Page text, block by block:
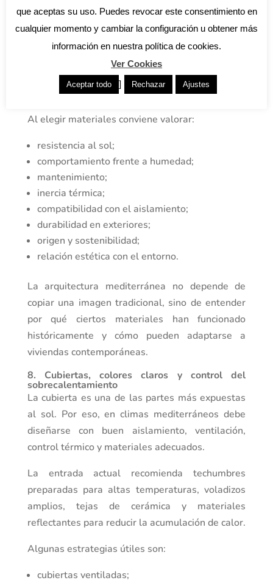
criterio técnico.
La entrada actual menciona piedra, cerámica y
yeso como materiales recomendados por su
estética tradicional, funcionalidad y propiedades
térmicas.
Al elegir materiales conviene valorar:
resistencia al sol;
comportamiento frente a humedad;
mantenimiento;
inercia térmica;
compatibilidad con el aislamiento;
durabilidad en exteriores;
origen y sostenibilidad;
relación estética con el entorno.
La arquitectura mediterránea no depende de
copiar una imagen tradicional, sino de entender
por qué ciertos materiales han funcionado
históricamente y cómo pueden adaptarse a
viviendas contemporáneas.
8. Cubiertas, colores claros y control del
sobrecalentamiento
La cubierta es una de las partes más expuestas
al sol. Por eso, en climas mediterráneos debe
diseñarse con buen aislamiento, ventilación,
control térmico y materiales adecuados.
La entrada actual recomienda techumbres
preparadas para altas temperaturas, voladizos
amplios, tejas de cerámica y materiales
reflectantes para reducir la acumulación de calor.
Algunas estrategias útiles son:
cubiertas ventiladas;
que aceptas su uso. Puedes revocar este consentimiento en
cualquier momento y cambiar la configuración u obtener más
información en nuestra política de cookies.
Ver Cookies
Aceptar todo ] Rechazar Ajustes